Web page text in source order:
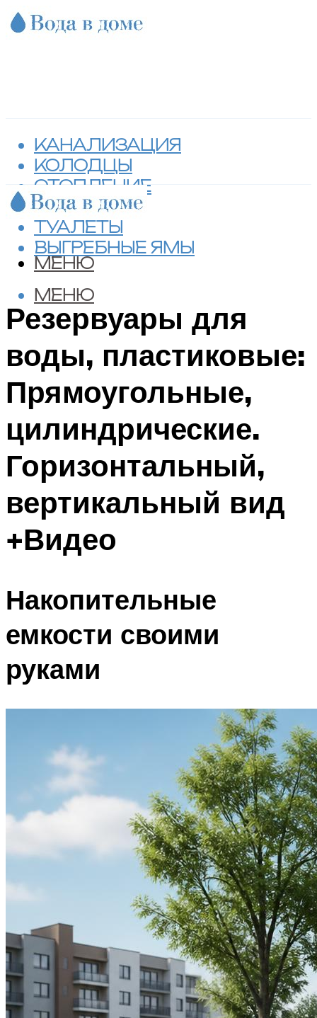
КАНАЛИЗАЦИЯ
КОЛОДЦЫ
ОТОПЛЕНИЕ
СЕПТИКИ
ТУАЛЕТЫ
ВЫГРЕБНЫЕ ЯМЫ
МЕНЮ
МЕНЮ
Резервуары для
воды, пластиковые:
Прямоугольные,
цилиндрические.
Горизонтальный,
вертикальный вид
+Видео
Накопительные
емкости своими
руками